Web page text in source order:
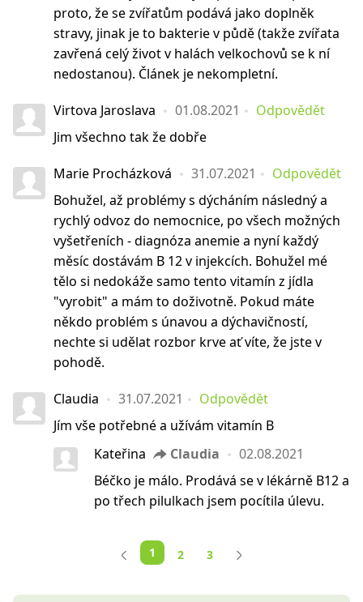
proto, že se zvířatům podává jako doplněk
stravy, jinak je to bakterie v půdě (takže zvířata
zavřená celý život v halách velkochovů se k ní
nedostanou). Článek je nekompletní.
Virtova Jaroslava 01.08.2021
Odpovědět
Jim všechno tak že dobře
Marie Procházková 31.07.2021
Odpovědět
Bohužel, až problémy s dýcháním následný a
rychlý odvoz do nemocnice, po všech možných
vyšetřeních - diagnóza anemie a nyní každý
měsíc dostávám B 12 v injekcích. Bohužel mé
tělo si nedokáže samo tento vitamín z jídla
"vyrobit" a mám to doživotně. Pokud máte
někdo problém s únavou a dýchavičností,
nechte si udělat rozbor krve ať víte, že jste v
pohodě.
Claudia 31.07.2021
Odpovědět
Jím vše potřebné a užívám vitamín B
Kateřina
Claudia
02.08.2021
Béčko je málo. Prodává se v lékárně B12 a
po třech pilulkach jsem pocítila úlevu.
1 2 3